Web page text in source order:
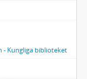
- Kungliga biblioteket